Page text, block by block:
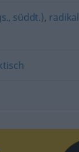
süddt.), radikal